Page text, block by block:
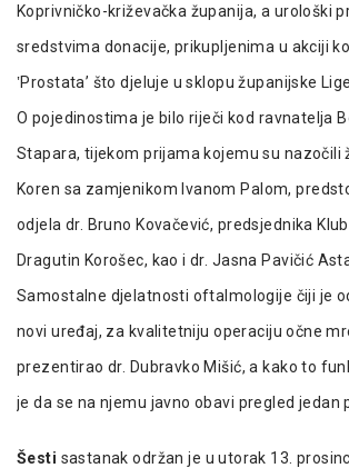
Koprivničko-križevačka županija, a urološki
sredstvima donacije, prikupljenima u akciji
‛Prostata’ što djeluje u sklopu županijske
O pojedinostima je bilo riječi kod ravnatelja
Stapara, tijekom prijama kojemu su nazočili
Koren sa zamjenikom Ivanom Palom,
odjela dr. Bruno Kovačević, predsjednika
Dragutin Korošec, kao i dr. Jasna Pavičić
Samostalne djelatnosti oftalmologije čiji je
novi uređaj, za kvalitetniju operaciju očne
prezentirao dr. Dubravko Mišić, a kako to
je da se na njemu javno obavi pregled jedan
Šesti sastanak održan je u utorak 13.